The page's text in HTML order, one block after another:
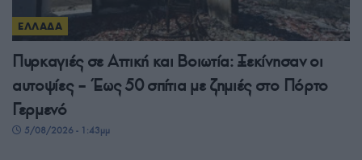
ΕΛΛΑΔΑ
Πυρκαγιές σε Αττική και Βοιωτία: Ξεκίνησαν οι
αυτοψίες – Έως 50 σπίτια με ζημιές στο Πόρτο
Γερμενό
5/08/2026 - 1:43μμ